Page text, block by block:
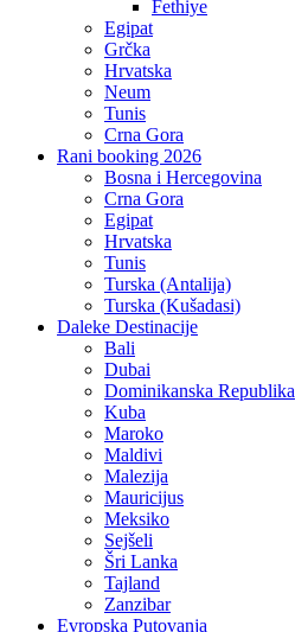
Fethiye
Egipat
Grčka
Hrvatska
Neum
Tunis
Crna Gora
Rani booking 2026
Bosna i Hercegovina
Crna Gora
Egipat
Hrvatska
Tunis
Turska (Antalija)
Turska (Kušadasi)
Daleke Destinacije
Bali
Dubai
Dominikanska Republika
Kuba
Maroko
Maldivi
Malezija
Mauricijus
Meksiko
Sejšeli
Šri Lanka
Tajland
Zanzibar
Evropska Putovanja